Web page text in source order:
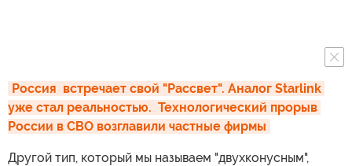
Россия  встречает свой "Рассвет". Аналог Starlink
уже стал реальностью.  Технологический прорыв
России в СВО возглавили частные фирмы
Другой тип, который мы называем "двухконусным",